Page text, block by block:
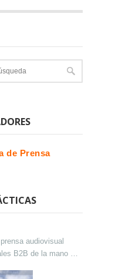
de Prensa
audiovisual
B2B de la mano de